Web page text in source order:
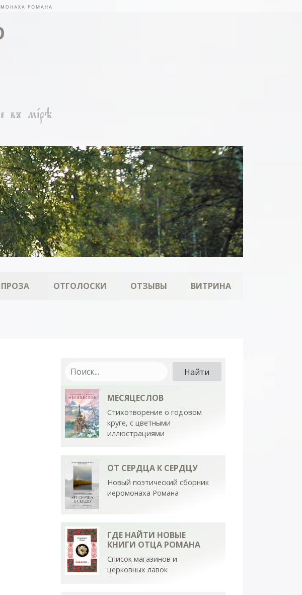
ПРОЗА ОТГОЛОСКИ ОТЗЫВЫ ВИТРИНА
МЕСЯЦЕСЛОВ
Стихотворение о годовом
круге, с цветными
иллюстрациями
ОТ СЕРДЦА К СЕРДЦУ
Новый поэтический сборник
иеромонаха Романа
ГДЕ НАЙТИ НОВЫЕ
КНИГИ ОТЦА РОМАНА
Список магазинов и
церковных лавок